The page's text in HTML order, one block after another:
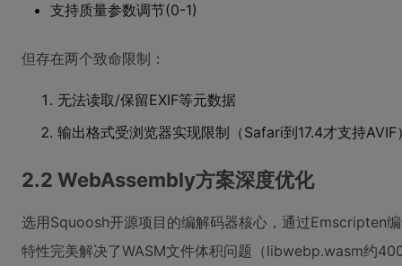
支持质量参数调节(0-1)
但存在两个致命限制：
无法读取/保留EXIF等元数据
输出格式受浏览器实现限制（Safari到17.4才支持AVIF
2.2 WebAssembly方案深度优化
选用Squoosh开源项目的编解码器核心，通过Emscripten
特性完美解决了WASM文件体积问题（libwebp.wasm约